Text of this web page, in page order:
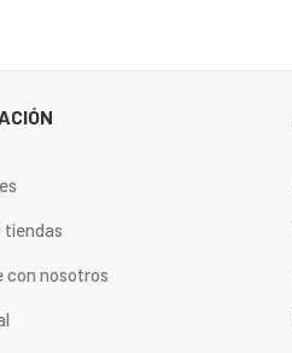
tiendas
con nosotros